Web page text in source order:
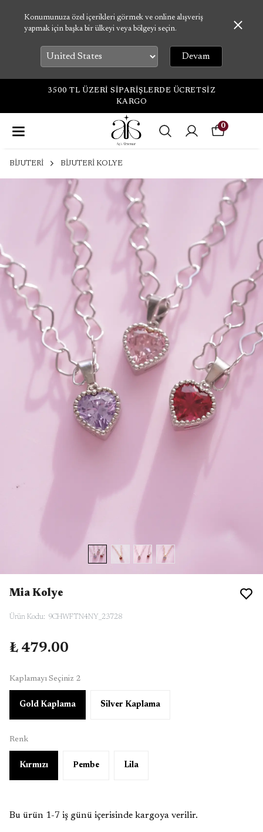
Konumunuza özel içerikleri görmek ve online alışveriş
yapmak için başka bir ülkeyi veya bölgeyi seçin.
Devam
3500 TL ÜZERİ SİPARİŞLERDE ÜCRETSİZ
KARGO
0
BİJUTERİ BİJUTERİ KOLYE
Mia Kolye
Ürün Kodu: 9CHWFTN4NY_23728
₺ 479.00
Kaplamayı Seçiniz 2
Gold Kaplama Silver Kaplama
Renk
Kırmızı Pembe Lila
Bu ürün 1-7 iş günü içerisinde kargoya verilir.